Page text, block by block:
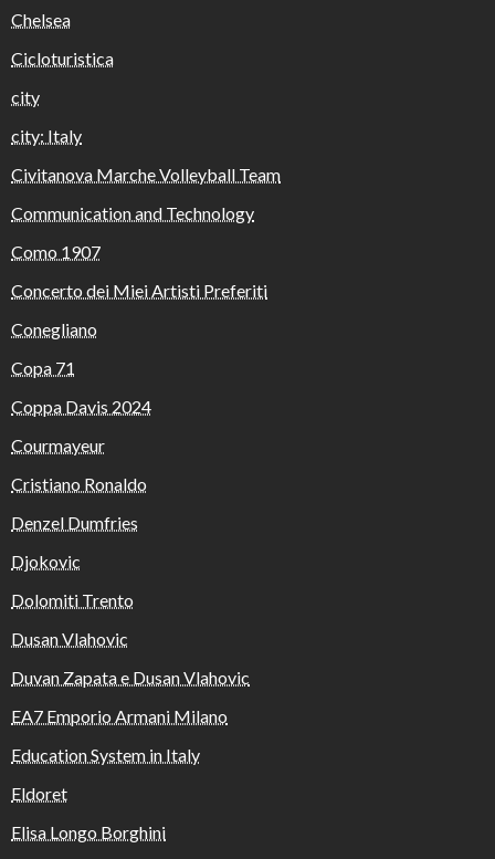
Chelsea
Cicloturistica
city
city: Italy
Civitanova Marche Volleyball Team
Communication and Technology
Como 1907
Concerto dei Miei Artisti Preferiti
Conegliano
Copa 71
Coppa Davis 2024
Courmayeur
Cristiano Ronaldo
Denzel Dumfries
Djokovic
Dolomiti Trento
Dusan Vlahovic
Duvan Zapata e Dusan Vlahovic
EA7 Emporio Armani Milano
Education System in Italy
Eldoret
Elisa Longo Borghini